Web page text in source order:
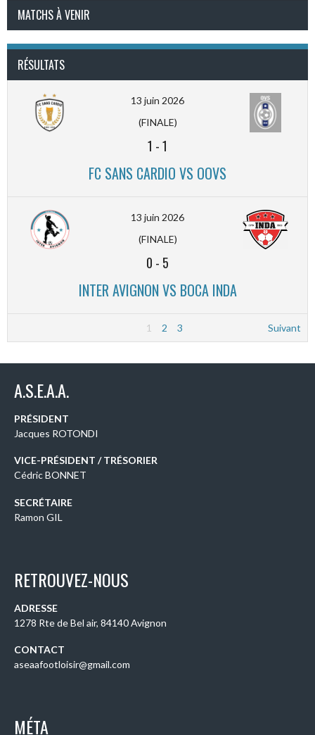
MATCHS À VENIR
RÉSULTATS
13 juin 2026
(FINALE)
1 -1
FC SANS CARDIO VS OOVS
13 juin 2026
(FINALE)
0 - 5
INTER AVIGNON VS BOCA INDA
1 2 3 Suivant
A.S.E.A.A.
PRÉSIDENT
Jacques ROTONDI
VICE-PRÉSIDENT / TRÉSORIER
Cédric BONNET
SECRÉTAIRE
Ramon GIL
RETROUVEZ-NOUS
ADRESSE
1278 Rte de Bel air, 84140 Avignon
CONTACT
aseaafootloisir@gmail.com
MÉTA